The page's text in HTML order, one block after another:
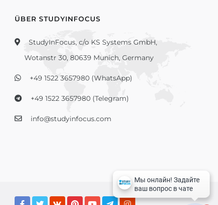
ÜBER STUDYINFOCUS
StudyInFocus, c/o KS Systems GmbH,
Wotanstr 30, 80639 Munich, Germany
+49 1522 3657980 (WhatsApp)
+49 1522 3657980 (Telegram)
info@studyinfocus.com